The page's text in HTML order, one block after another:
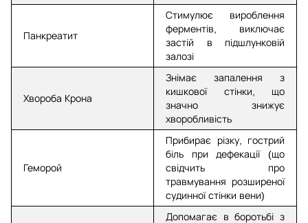
Панкреатит
Стимулює вироблення
ферментів, виключає
застій в підшлунковій
залозі
Хвороба Крона
Знімає запалення з
кишкової стінки, що
значно знижує
хворобливість
Геморой
Прибирає різку, гострий
біль при дефекації (що
свідчить про
травмування розширеної
судинної стінки вени)
Допомагає в боротьбі з